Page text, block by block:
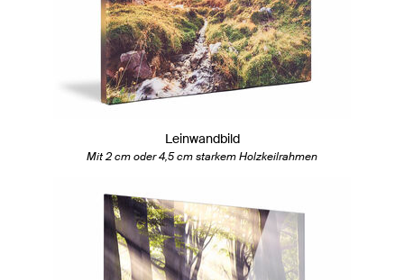
Leinwandbild
Mit 2 cm oder 4,5 cm starkem Holzkeilrahmen